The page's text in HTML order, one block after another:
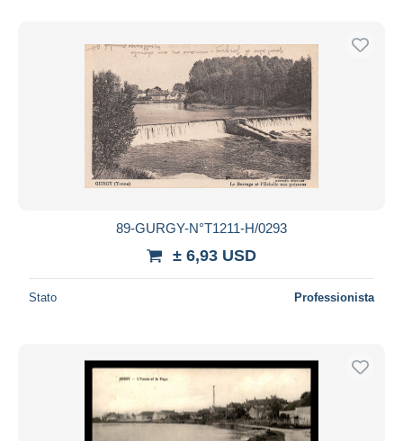
89-GURGY-N°T1211-H/0293
± 6,93 USD
Stato Professionista